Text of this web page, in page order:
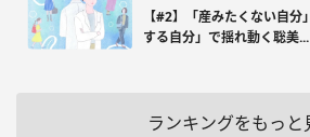
【#2】「産みたくない自
する自分」で揺れ動く聡美...
ランキングをもっと